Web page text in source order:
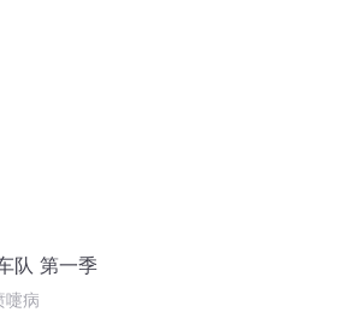
队 第一季
嚏病